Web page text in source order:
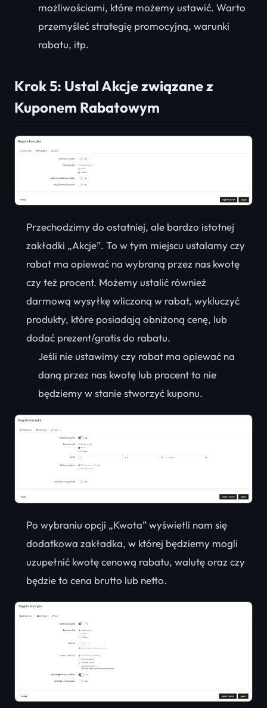
możliwościami, które możemy ustawić. Warto
przemyśleć strategię promocyjną, warunki
rabatu, itp.
Krok 5: Ustal Akcje związane z
Kuponem Rabatowym
Przechodzimy do ostatniej, ale bardzo istotnej
zakładki „Akcje”. To w tym miejscu ustalamy czy
rabat ma opiewać na wybraną przez nas kwotę
czy też procent. Możemy ustalić również
darmową wysyłkę wliczoną w rabat, wykluczyć
produkty, które posiadają obniżoną cenę, lub
dodać prezent/gratis do rabatu.
Jeśli nie ustawimy czy rabat ma opiewać na
daną przez nas kwotę lub procent to nie
będziemy w stanie stworzyć kuponu.
Po wybraniu opcji „Kwota” wyświetli nam się
dodatkowa zakładka, w której będziemy mogli
uzupełnić kwotę cenową rabatu, walutę oraz czy
będzie to cena brutto lub netto.